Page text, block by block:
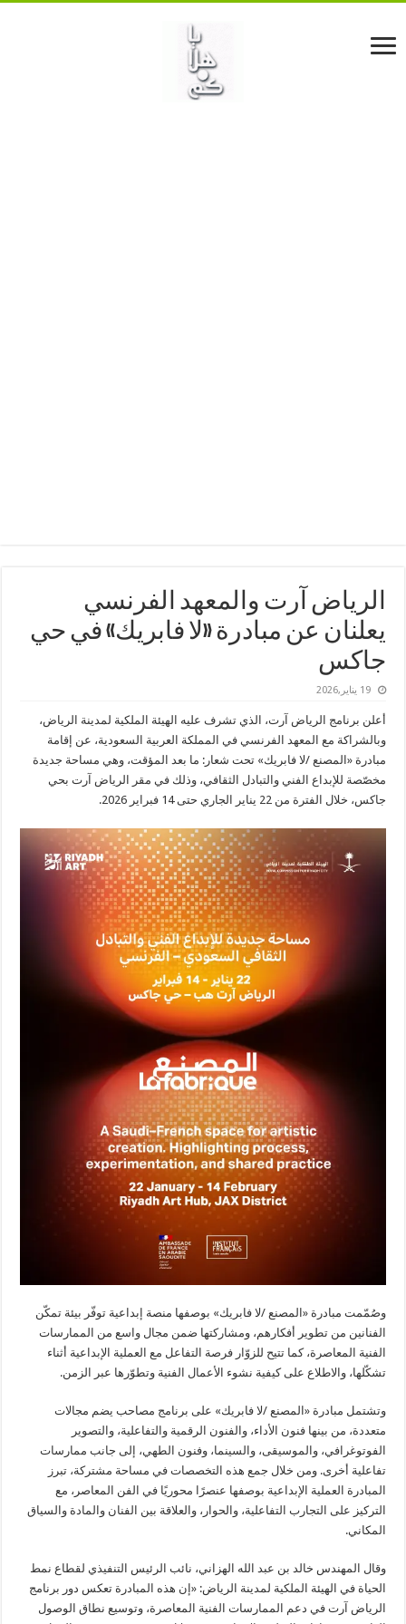
الرياض آرت والمعهد الفرنسي
يعلنان عن مبادرة «لا فابريك» في حي
جاكس
19 يناير,2026
أعلن برنامج الرياض آرت، الذي تشرف عليه الهيئة الملكية لمدينة الرياض،
وبالشراكة مع المعهد الفرنسي في المملكة العربية السعودية، عن إقامة
مبادرة «المصنع /لا فابريك» تحت شعار: ما بعد المؤقت، وهي مساحة جديدة
مخصّصة للإبداع الفني والتبادل الثقافي، وذلك في مقر الرياض آرت بحي
جاكس، خلال الفترة من 22 يناير الجاري حتى 14 فبراير 2026.
وصُمّمت مبادرة «المصنع /لا فابريك» بوصفها منصة إبداعية توفّر بيئة تمكّن
الفنانين من تطوير أفكارهم، ومشاركتها ضمن مجال واسع من الممارسات
الفنية المعاصرة، كما تتيح للزوّار فرصة التفاعل مع العملية الإبداعية أثناء
تشكّلها، والاطلاع على كيفية نشوء الأعمال الفنية وتطوّرها عبر الزمن.
وتشتمل مبادرة «المصنع /لا فابريك» على برنامج مصاحب يضم مجالات
متعددة، من بينها فنون الأداء، والفنون الرقمية والتفاعلية، والتصوير
الفوتوغرافي، والموسيقى، والسينما، وفنون الطهي، إلى جانب ممارسات
تفاعلية أخرى. ومن خلال جمع هذه التخصصات في مساحة مشتركة، تبرز
المبادرة العملية الإبداعية بوصفها عنصرًا محوريًا في الفن المعاصر، مع
التركيز على التجارب التفاعلية، والحوار، والعلاقة بين الفنان والمادة والسياق
المكاني.
وقال المهندس خالد بن عبد الله الهزاني، نائب الرئيس التنفيذي لقطاع نمط
الحياة في الهيئة الملكية لمدينة الرياض: «إن هذه المبادرة تعكس دور برنامج
الرياض آرت في دعم الممارسات الفنية المعاصرة، وتوسيع نطاق الوصول